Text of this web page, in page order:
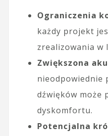
Ograniczenia
każdy projekt
zrealizowania w
Zwiększona
nieodpowiednie
dźwięków może
dyskomfortu.
Potencjalna